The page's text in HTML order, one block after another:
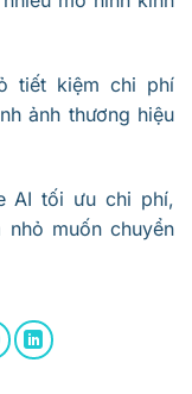
tiết kiệm chi phí
ảnh thương hiệu
AI tối ưu chi phí,
muốn chuyển